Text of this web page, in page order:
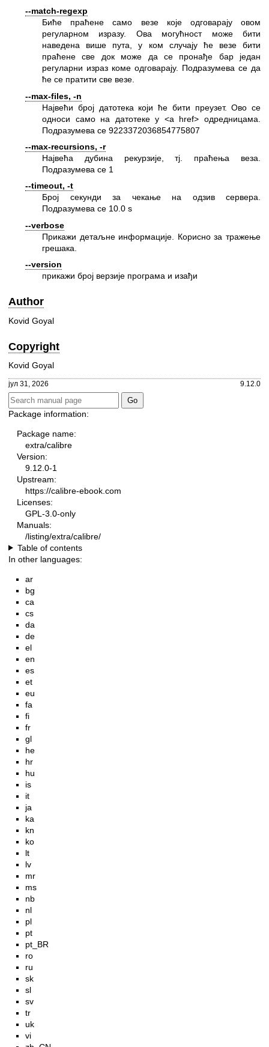
--match-regexp
Биће праћене само везе које одговарају овом
регуларном изразу. Ова могућност може бити
наведена више пута, у ком случају ће везе бити
праћене све док може да се пронађе бар један
регуларни израз коме одговарају. Подразумева се да
ће се пратити све везе.
--max-files, -n
Највећи број датотека који ће бити преузет. Ово се
односи само на датотеке у <a href> одредницама.
Подразумева се 9223372036854775807
--max-recursions, -r
Највећа дубина рекурзије, тј. праћења веза.
Подразумева се 1
--timeout, -t
Број секунди за чекање на одзив сервера.
Подразумева се 10.0 s
--verbose
Прикажи детаљне информације. Корисно за тражење
грешака.
--version
прикажи број верзије програма и изађи
Author
Kovid Goyal
Copyright
Kovid Goyal
јул 31, 2026 9.12.0
Package information:
Package name:
extra/calibre
Version:
9.12.0-1
Upstream:
https://calibre-ebook.com
Licenses:
GPL-3.0-only
Manuals:
/listing/extra/calibre/
Table of contents
In other languages:
ar
bg
ca
cs
da
de
el
en
es
et
eu
fa
fi
fr
gl
he
hr
hu
is
it
ja
ka
kn
ko
lt
lv
mr
ms
nb
nl
pl
pt
pt_BR
ro
ru
sk
sl
sv
tr
uk
vi